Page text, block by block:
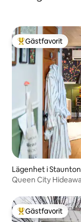
Populär gästfavorit
Gästfavorit
Lägenhet i Staunton
Queen City
Populär gästfavorit
Gästfavorit